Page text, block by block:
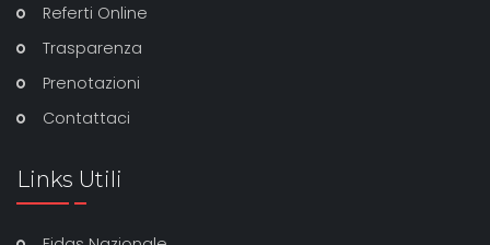
Referti Online
Trasparenza
Prenotazioni
Contattaci
Links Utili